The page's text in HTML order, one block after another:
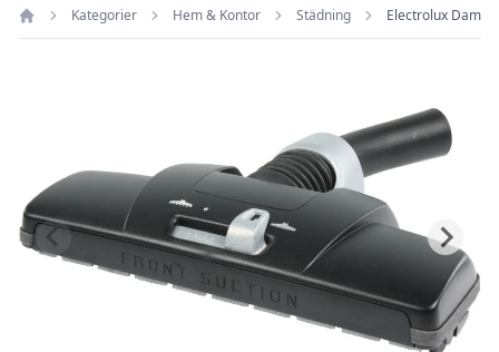
Hem
Kategorier Hem & Kontor Städning Electrolux